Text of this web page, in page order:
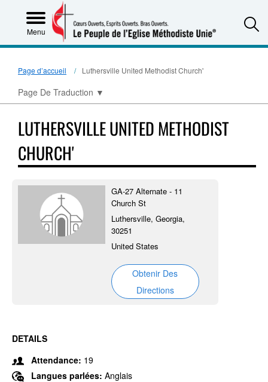
Menu
Page d’accueil Luthersville United Methodist Church'
Page De Traduction ▼
LUTHERSVILLE UNITED METHODIST
CHURCH'
GA-27 Alternate - 11
Church St
Luthersville, Georgia,
30251
United States
Obtenir Des
Directions
DETAILS
Attendance: 19
Langues parlées: Anglais